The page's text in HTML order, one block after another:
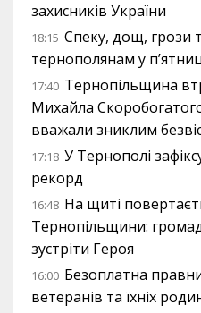
захисників України
18:15 Спеку, дощ, грози
тернополянам у
17:40 Тернопільщина
Михайла
вважали зниклим
17:18 У Тернополі
рекорд
16:48 На щиті
Тернопільщини:
зустріти Героя
16:00 Безоплатна
ветеранів та їхніх